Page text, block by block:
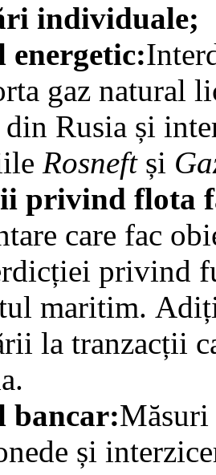
individuale;
energetic:
gaz natural
Rusia și
Rosneftși
privind flota
care fac
privind
maritim.
la tranzacții
bancar:
și